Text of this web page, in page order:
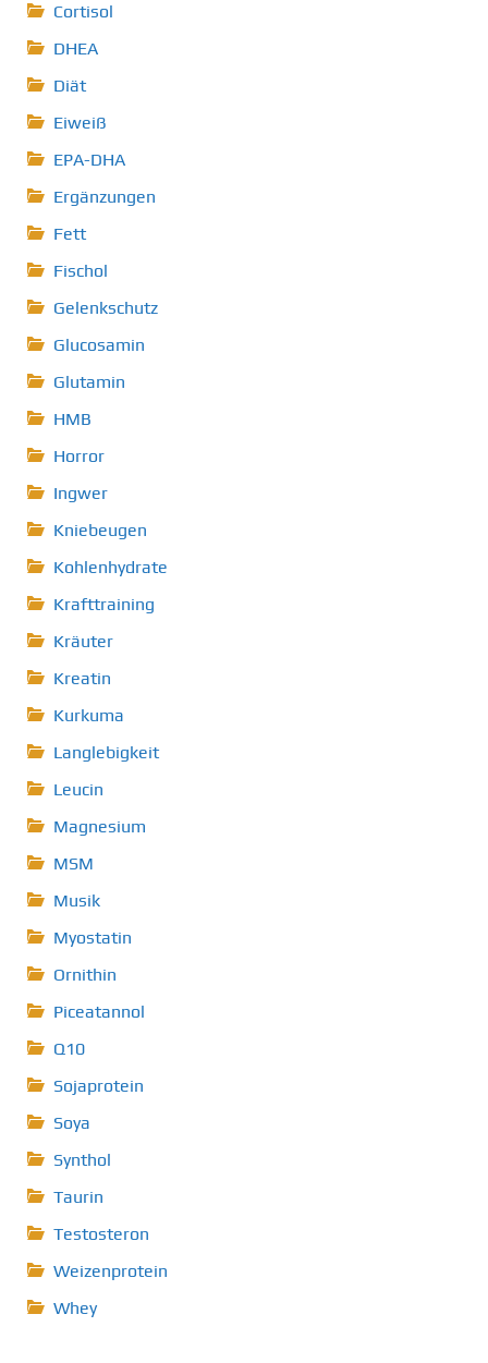
Cortisol
DHEA
Diät
Eiweiß
EPA-DHA
Ergänzungen
Fett
Fischol
Gelenkschutz
Glucosamin
Glutamin
HMB
Horror
Ingwer
Kniebeugen
Kohlenhydrate
Krafttraining
Kräuter
Kreatin
Kurkuma
Langlebigkeit
Leucin
Magnesium
MSM
Musik
Myostatin
Ornithin
Piceatannol
Q10
Sojaprotein
Soya
Synthol
Taurin
Testosteron
Weizenprotein
Whey